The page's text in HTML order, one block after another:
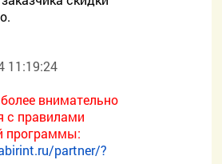
11:19:24
внимательно
с правилами
программы:
partner/?